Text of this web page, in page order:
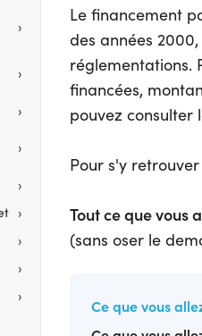
›
›
›
›
›
›
›
›
›
Le financement
des années
réglementations.
financées,
pouvez consulter
Pour s'y
Tout ce que vous
(sans oser le
Ce que vous